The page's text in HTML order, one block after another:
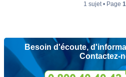
1 sujet • Page 1
Besoin d'écoute,
Contactez-